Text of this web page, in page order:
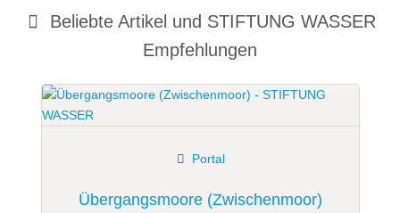
Beliebte Artikel und STIFTUNG WASSER
Empfehlungen
Übergangsmoore (Zwischenmoor)
Portal